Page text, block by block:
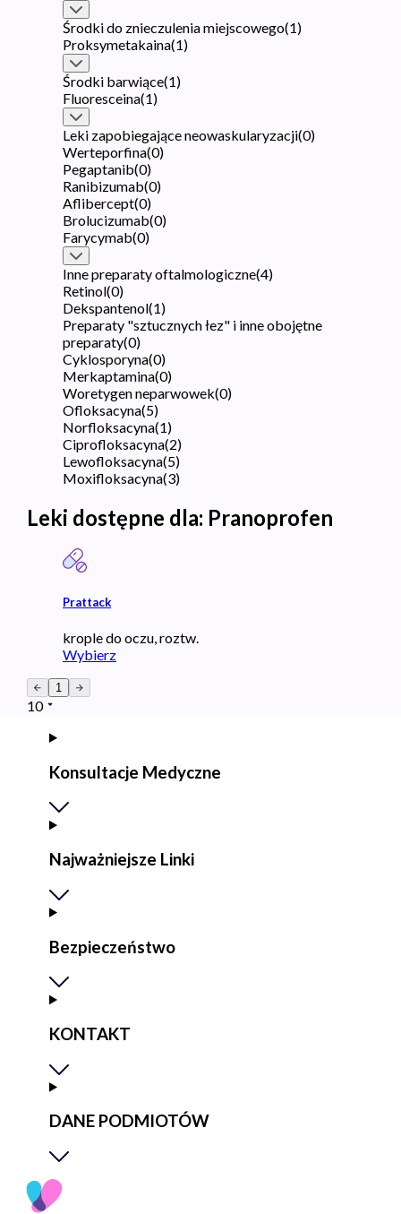
Środki do znieczulenia miejscowego(1)
Proksymetakaina(1)
Środki barwiące(1)
Fluoresceina(1)
Leki zapobiegające neowaskularyzacji(0)
Werteporfina(0)
Pegaptanib(0)
Ranibizumab(0)
Aflibercept(0)
Brolucizumab(0)
Farycymab(0)
Inne preparaty oftalmologiczne(4)
Retinol(0)
Dekspantenol(1)
Preparaty "sztucznych łez" i inne obojętne
preparaty(0)
Cyklosporyna(0)
Merkaptamina(0)
Woretygen neparwowek(0)
Ofloksacyna(5)
Norfloksacyna(1)
Ciprofloksacyna(2)
Lewofloksacyna(5)
Moxifloksacyna(3)
Leki dostępne dla: Pranoprofen
Prattack
krople do oczu, roztw.
Wybierz
1
10
Konsultacje Medyczne
Najważniejsze Linki
Bezpieczeństwo
KONTAKT
DANE PODMIOTÓW